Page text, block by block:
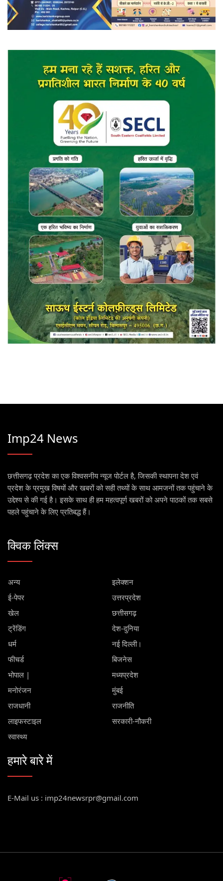
Imp24 News
छत्तीसगढ़ प्रदेश का एक विश्वसनीय न्यूज पोर्टल है, जिसकी स्थापना देश एवं
प्रदेश के प्रमुख विषयों और खबरों को सही तथ्यों के साथ आमजनों तक पहुंचाने के
उद्देश्य से की गई है। इसके साथ ही हम महत्वपूर्ण खबरों को अपने पाठकों तक सबसे
पहले पहुंचाने के लिए प्रतिबद्ध हैं।
क्विक लिंक्स
अन्य
इलेक्शन
ई-पेपर
उत्तरप्रदेश
खेल
छत्तीसगढ़
ट्रेंडिंग
देश-दुनिया
धर्म
नई दिल्ली।
फीचर्ड
बिजनेस
भोपाल |
मध्यप्रदेश
मनोरंजन
मुंबई
राजधानी
राजनीति
लाइफस्टाइल
सरकारी-नौकरी
स्वास्थ्य
हमारे बारे में
E-Mail us : imp24newsrpr@gmail.com